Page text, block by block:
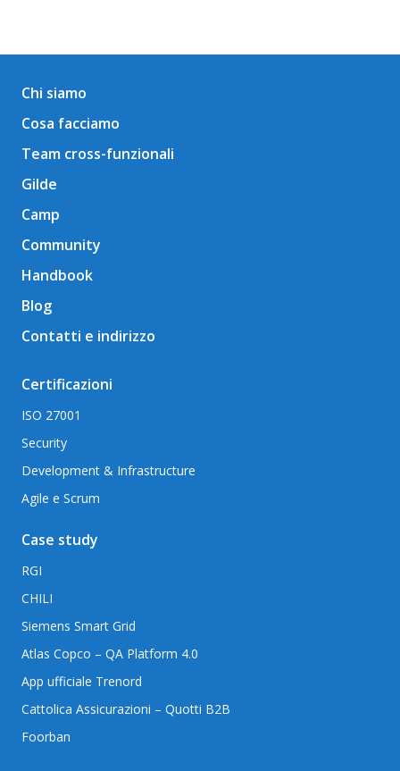
Chi siamo
Cosa facciamo
Team cross-funzionali
Gilde
Camp
Community
Handbook
Blog
Contatti e indirizzo
Certificazioni
ISO 27001
Security
Development & Infrastructure
Agile e Scrum
Case study
RGI
CHILI
Siemens Smart Grid
Atlas Copco – QA Platform 4.0
App ufficiale Trenord
Cattolica Assicurazioni – Quotti B2B
Foorban